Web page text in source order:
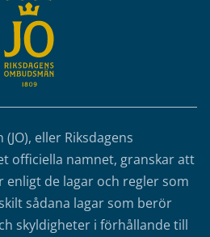
eller Riksdagens
officiella namnet, granskar att
de lagar och regler som
sådana lagar som berör
skyldigheter i förhållande till